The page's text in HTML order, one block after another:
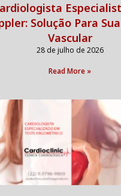
Solução Para
Vascular
28 de julho de 2026
Read More »